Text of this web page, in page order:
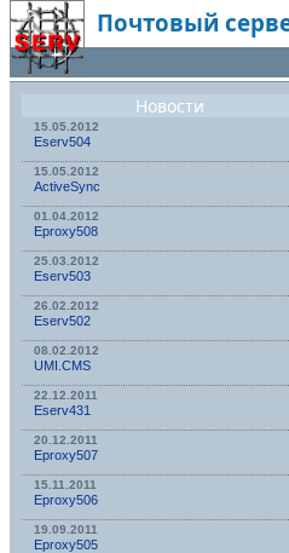
Почтовый
Новости
15.05.2012
Eserv504
15.05.2012
ActiveSync
01.04.2012
Eproxy508
25.03.2012
Eserv503
26.02.2012
Eserv502
08.02.2012
UMI.CMS
22.12.2011
Eserv431
20.12.2011
Eproxy507
15.11.2011
Eproxy506
19.09.2011
Eproxy505